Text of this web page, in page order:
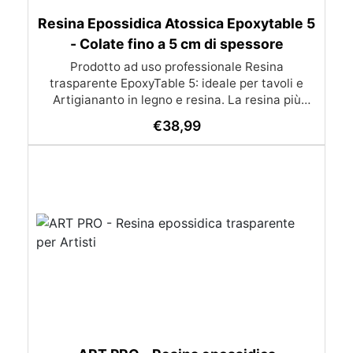
Resina Epossidica Atossica Epoxytable 5
- Colate fino a 5 cm di spessore
Prodotto ad uso professionale Resina
trasparente EpoxyTable 5: ideale per tavoli e
Artigiananto in legno e resina. La resina più
perfetta per colate di alto spessore fino a 5 cm.
Applicazioni Principali: Realizzazione di tavoli in
monete, pietre, ecc) Colate riempitive in
spessore dentro stampi e cassaforme
Caratteristiche principali: ✅ Bassissima
Bassa viscosità per eliminare le bolle d’aria e
€38,99